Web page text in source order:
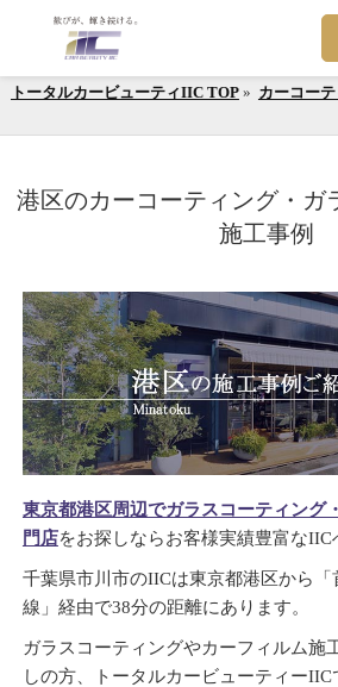
トータルカービューティIIC TOP» カーコー
港区のカーコーティング・ガ
施工事例
東京都港区周辺でガラスコーティング
門店をお探しならお客様実績豊富なIIC
千葉県市川市のIICは東京都港区から「
線」経由で38分の距離にあります。
ガラスコーティングやカーフィルム施
しの方、トータルカービューティー